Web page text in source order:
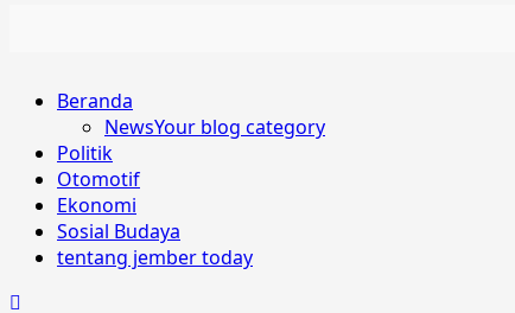
PrimaryBeranda
NewsYour blog category
Politik
Otomotif
Ekonomi
Sosial Budaya
tentang jember today